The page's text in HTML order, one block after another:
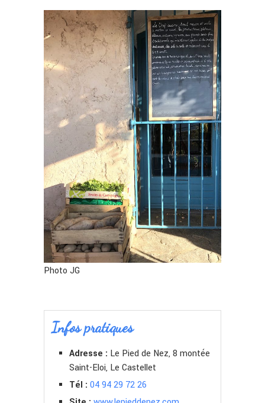
Photo JG
Infos pratiques
Adresse : Le Pied de Nez, 8 montée
Saint-Eloi, Le Castellet
Tél : 04 94 29 72 26